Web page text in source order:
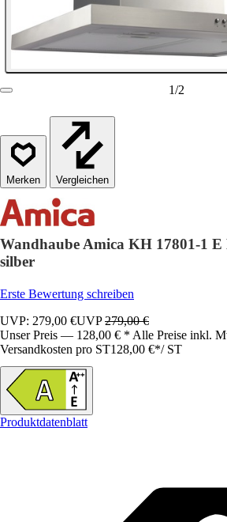
1/2
Vergleichen
Wandhaube Amica KH 17801-1 E
silber
Erste Bewertung schreiben
UVP: 279,00 €UVP279,00 €
Unser Preis — 128,00 € * Alle Preise inkl.
Versandkosten pro ST128,00 €*/ ST
Produktdatenblatt